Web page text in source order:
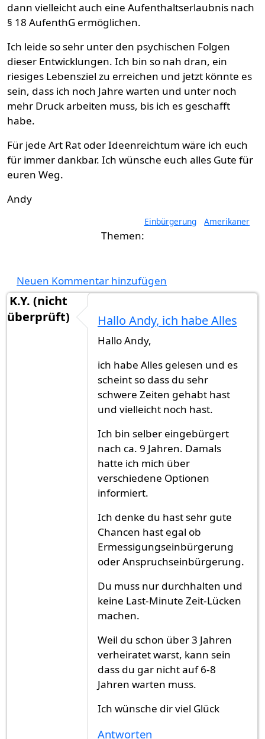
dann vielleicht auch eine Aufenthaltserlaubnis nach
§ 18 AufenthG ermöglichen.
Ich leide so sehr unter den psychischen Folgen
dieser Entwicklungen. Ich bin so nah dran, ein
riesiges Lebensziel zu erreichen und jetzt könnte es
sein, dass ich noch Jahre warten und unter noch
mehr Druck arbeiten muss, bis ich es geschafft
habe.
Für jede Art Rat oder Ideenreichtum wäre ich euch
für immer dankbar. Ich wünsche euch alles Gute für
euren Weg.
Andy
Einbürgerung Amerikaner
Neuen Kommentar hinzufügen
K.Y. (nicht
überprüft)
Hallo Andy, ich habe Alles
Hallo Andy,
ich habe Alles gelesen und es
scheint so dass du sehr
schwere Zeiten gehabt hast
und vielleicht noch hast.
Ich bin selber eingebürgert
nach ca. 9 Jahren. Damals
hatte ich mich über
verschiedene Optionen
informiert.
Ich denke du hast sehr gute
Chancen hast egal ob
Ermessigungseinbürgerung
oder Anspruchseinbürgerung.
Du muss nur durchhalten und
keine Last-Minute Zeit-Lücken
machen.
Weil du schon über 3 Jahren
verheiratet warst, kann sein
dass du gar nicht auf 6-8
Jahren warten muss.
Ich wünsche dir viel Glück
Antworten